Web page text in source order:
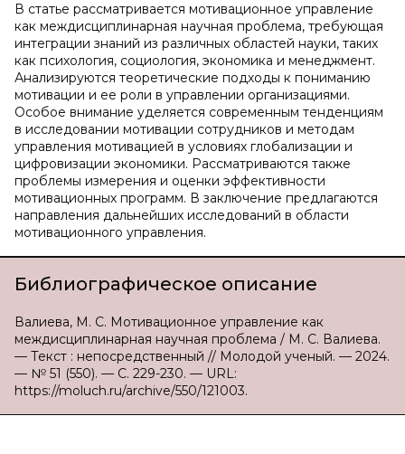
В статье рассматривается мотивационное управление
как междисциплинарная научная проблема, требующая
интеграции знаний из различных областей науки, таких
как психология, социология, экономика и менеджмент.
Анализируются теоретические подходы к пониманию
мотивации и ее роли в управлении организациями.
Особое внимание уделяется современным тенденциям
в исследовании мотивации сотрудников и методам
управления мотивацией в условиях глобализации и
цифровизации экономики. Рассматриваются также
проблемы измерения и оценки эффективности
мотивационных программ. В заключение предлагаются
направления дальнейших исследований в области
мотивационного управления.
Библиографическое описание
Валиева, М. С. Мотивационное управление как
междисциплинарная научная проблема / М. С. Валиева.
— Текст : непосредственный // Молодой ученый. — 2024.
— № 51 (550). — С. 229-230. — URL:
https://moluch.ru/archive/550/121003.